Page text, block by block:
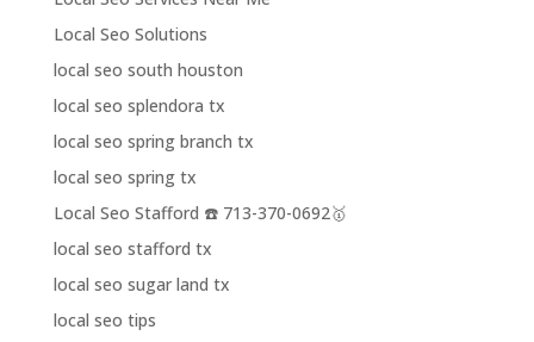
Local Seo Solutions
local seo south houston
local seo splendora tx
local seo spring branch tx
local seo spring tx
Local Seo Stafford ☎️ 713-370-0692🥇
local seo stafford tx
local seo sugar land tx
local seo tips